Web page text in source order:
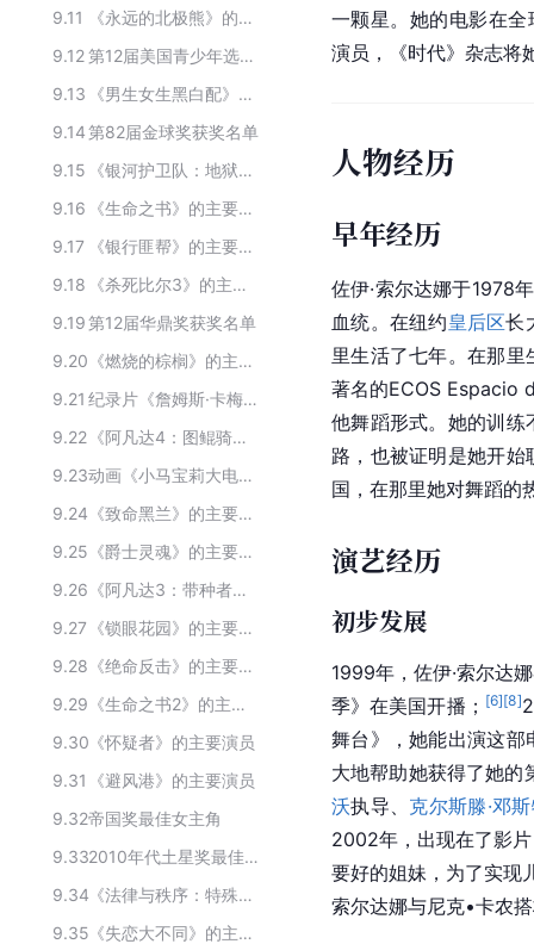
9.11
《永远的北极熊》的主要演员
9.12
第12届美国青少年选择奖获奖名单
9.13
《男生女生黑白配》的主要演员
9.14第82届金球奖获奖名单
9.15
《银河护卫队：地狱》的主要演员
9.16
《生命之书》的主要演员
9.17
《银行匪帮》的主要演员
9.18
《杀死比尔3》的主要演员
9.19第12届华鼎奖获奖名单
9.20
《燃烧的棕榈》的主要演员
9.21
纪录片《詹姆斯·卡梅隆的科幻故事》主要演员
9.22
《阿凡达4：图鲲骑士》的主要演员
9.23
动画《小马宝莉大电影》的主要配音演员
9.24
《致命黑兰》的主要演员
9.25
《爵士灵魂》的主要演员
9.26
《阿凡达3：带种者》的主要演员
9.27
《锁眼花园》的主要演员
9.28
《绝命反击》的主要演员
9.29
《生命之书2》的主要演员
9.30 《怀疑者》的主要演员
9.31
《避风港》的主要演员
9.32帝国奖最佳女主角
9.33
2010年代土星奖最佳女主角
9.34
《法律与秩序：特殊受害者第五季》的主要演员
9.35
《失恋大不同》的主要演员
一颗星。她的电影在
演员，《时代》杂志将
人物经历
早年经历
佐伊·索尔达娜于1978
血统。在纽约皇后区长
里生活了七年。在那
著名的ECOS Espacio
他舞蹈形式。她的训练
路，也被证明是她开
国 ，在那里她对舞蹈
演艺经历
初步发展
1999年，佐伊·索尔达
季》在美国开播； [6][8]
舞台》，她能出演这部
大地帮助她获得了她的
沃执导、 克尔斯滕·邓
2002年，出现在了影
要好的姐妹，为了实现
索尔达娜与尼克•卡农